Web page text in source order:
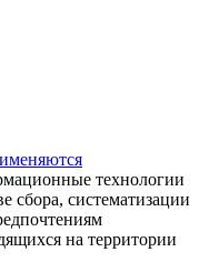
технологии
сбора, систематизации
на территории